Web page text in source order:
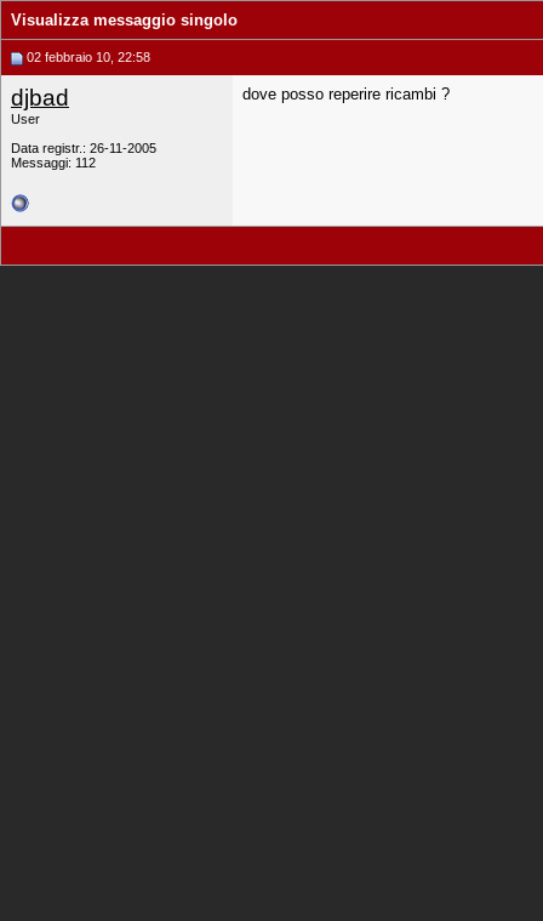
Visualizza messaggio singolo
02 febbraio 10, 22:58
djbad
User
Data registr.: 26-11-2005
Messaggi: 112
dove posso reperire ricambi ?